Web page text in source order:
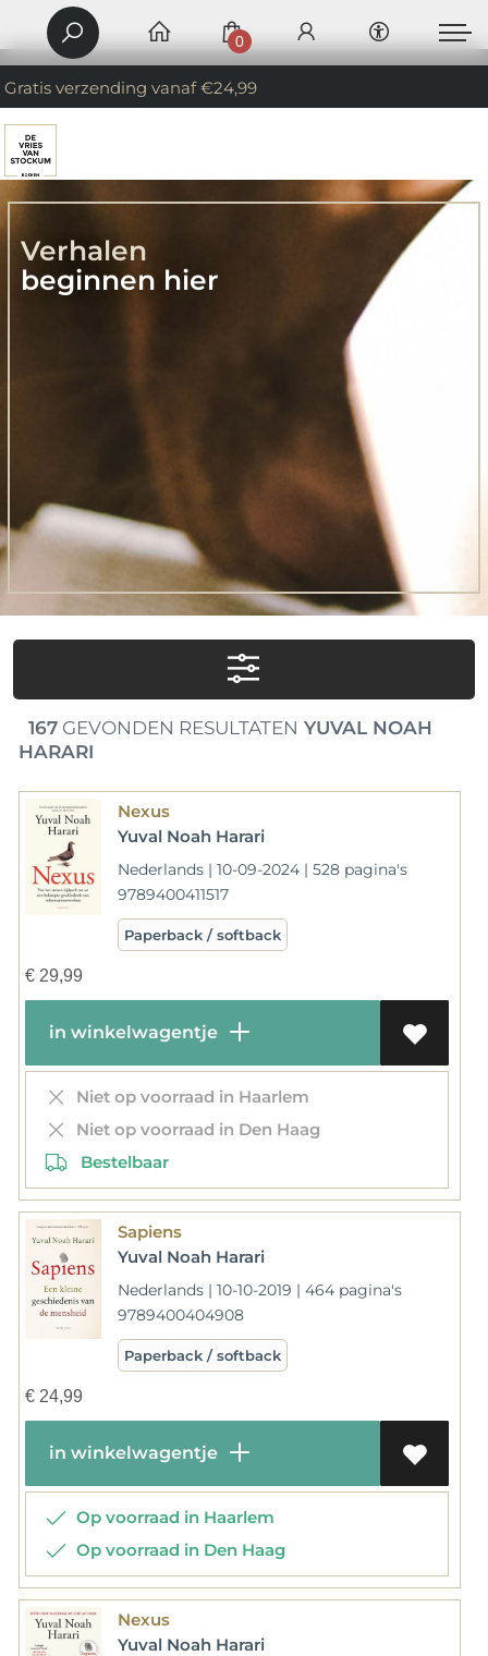
Gratis verzending vanaf €24,99
0
Verhalen
beginnen hier
167GEVONDEN RESULTATEN YUVAL NOAH
HARARI
Nexus
Yuval Noah Harari
Nederlands | 10-09-2024 | 528 pagina's
9789400411517
Paperback / softback
€29,99
in winkelwagentje
Niet op voorraad in Haarlem
Niet op voorraad in Den Haag
Bestelbaar
Sapiens
Yuval Noah Harari
Nederlands | 10-10-2019 | 464 pagina's
9789400404908
Paperback / softback
€24,99
in winkelwagentje
Op voorraad in Haarlem
Op voorraad in Den Haag
Nexus
Yuval Noah Harari